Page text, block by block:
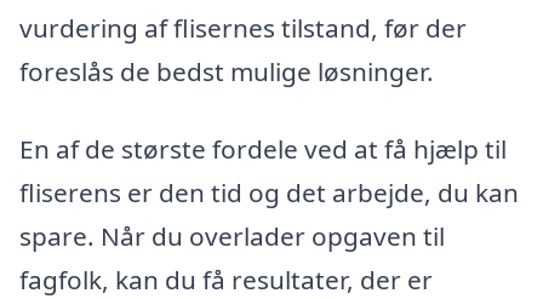
vurdering af flisernes tilstand, før der
foreslås de bedst mulige løsninger.
En af de største fordele ved at få hjælp til
fliserens er den tid og det arbejde, du kan
spare. Når du overlader opgaven til
fagfolk, kan du få resultater, der er